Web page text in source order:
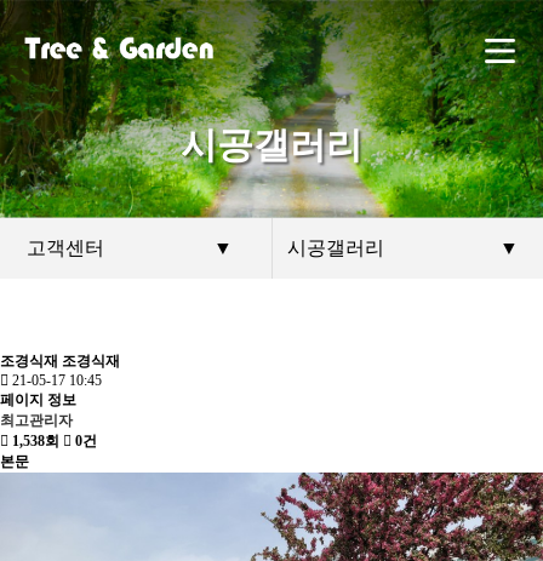
시공갤러리
고객센터 ▼ 시공갤러리 ▼
조경식재 조경식재
21-05-17 10:45
페이지 정보
최고관리자
1,538회
0건
본문